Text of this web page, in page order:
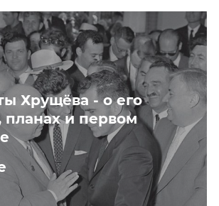
Хрущёва - о его
планах и первом